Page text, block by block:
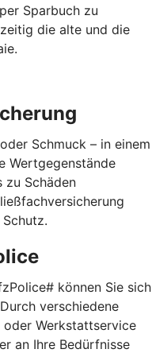
Sparbuch zu
die alte und die
Schmuck – in einem
Wertgegenstände
zu Schäden
können Sie sich
verschiedene
Werkstattservice
an Ihre Bedürfnisse